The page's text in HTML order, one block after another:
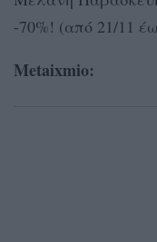
-70%! (από 21/11
Metaixmio: